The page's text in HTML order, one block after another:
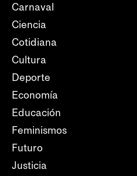
Carnaval
Ciencia
Cotidiana
Cultura
Deporte
Economía
Educación
Feminismos
Futuro
Justicia